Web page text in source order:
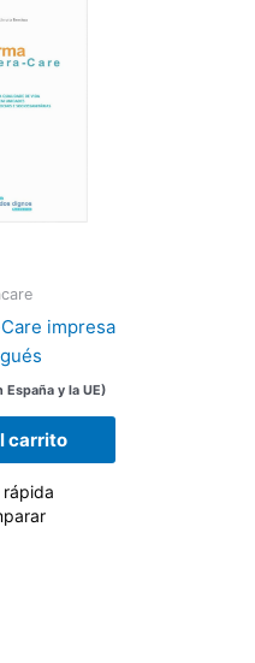
impresa
España y la UE)
carrito